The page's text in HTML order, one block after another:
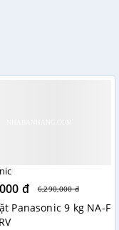
đ 6,290,000 đ
Panasonic 9 kg NA-F